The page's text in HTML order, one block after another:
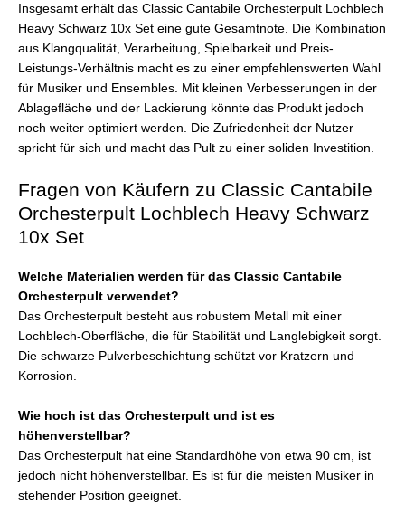
Insgesamt erhält das Classic Cantabile Orchesterpult Lochblech
Heavy Schwarz 10x Set eine gute Gesamtnote. Die Kombination
aus Klangqualität, Verarbeitung, Spielbarkeit und Preis-
Leistungs-Verhältnis macht es zu einer empfehlenswerten Wahl
für Musiker und Ensembles. Mit kleinen Verbesserungen in der
Ablagefläche und der Lackierung könnte das Produkt jedoch
noch weiter optimiert werden. Die Zufriedenheit der Nutzer
spricht für sich und macht das Pult zu einer soliden Investition.
Fragen von Käufern zu Classic Cantabile
Orchesterpult Lochblech Heavy Schwarz
10x Set
Welche Materialien werden für das Classic Cantabile
Orchesterpult verwendet?
Das Orchesterpult besteht aus robustem Metall mit einer
Lochblech-Oberfläche, die für Stabilität und Langlebigkeit sorgt.
Die schwarze Pulverbeschichtung schützt vor Kratzern und
Korrosion.
Wie hoch ist das Orchesterpult und ist es
höhenverstellbar?
Das Orchesterpult hat eine Standardhöhe von etwa 90 cm, ist
jedoch nicht höhenverstellbar. Es ist für die meisten Musiker in
stehender Position geeignet.